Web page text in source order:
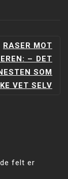
RASER MOT
–⁠ DET
SOM
VET SELV
felt er